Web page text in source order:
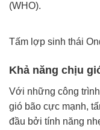
(WHO).
Tấm lợp sinh thái
Khả năng chịu
Với những công
gió bão cực mạnh,
đầu bởi tính năng